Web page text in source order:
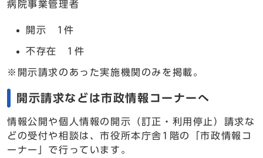
病院事業管理者
開示 1件
不存在 1件
※開示請求のあった実施機関のみを掲載。
開示請求などは市政情報コーナーへ
情報公開や個人情報の開示（訂正・利用停止）請求な
どの受付や相談は、市役所本庁舎1階の「市政情報コ
ーナー」で行っています。